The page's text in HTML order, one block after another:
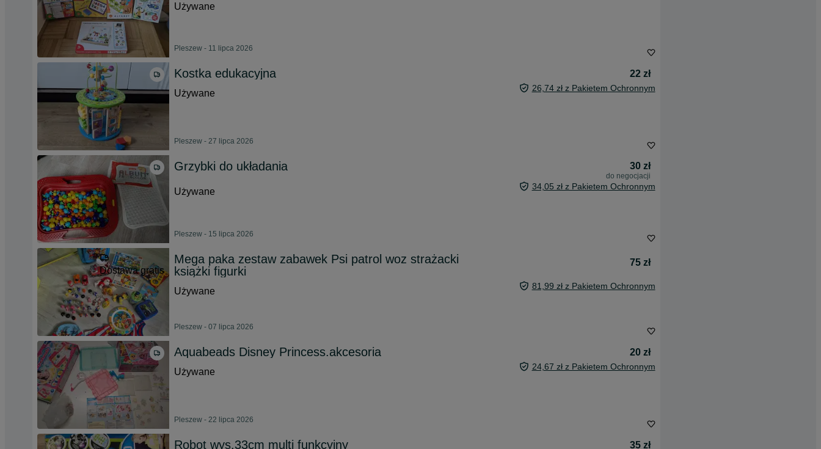
Używane
Pleszew - 11 lipca 2026
Kostka edukacyjna
22 zł
Używane
26,74 zł z Pakietem Ochronnym
Pleszew - 27 lipca 2026
Grzybki do układania 30 zł
do negocjacji
Używane 34,05 zł z Pakietem Ochronnym
Pleszew - 15 lipca 2026
Dostawa gratis
Mega paka zestaw zabawek Psi patrol woz strażacki
książki figurki
75 zł
Używane 81,99 zł z Pakietem Ochronnym
Pleszew - 07 lipca 2026
Aquabeads Disney Princess.akcesoria
20 zł
Używane
24,67 zł z Pakietem Ochronnym
Pleszew - 22 lipca 2026
Robot wys.33cm multi funkcyjny 35 zł